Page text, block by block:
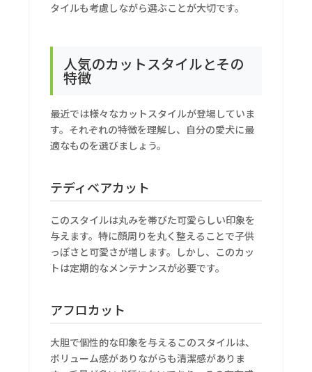
タイルも考慮しながら選ぶことが大切です。
人気のカットスタイルとその
特徴
最近では様々なカットスタイルが登場していま
す。それぞれの特徴を理解し、自分の愛犬に最
適なものを選びましょう。
テディベアカット
このスタイルは丸みを帯びた可愛らしい印象を
与えます。特に顔周りを丸く整えることで子供
っぽさと可愛さが増します。しかし、このカッ
トは定期的なメンテナンスが必要です。
アフロカット
大胆で個性的な印象を与えるこのスタイルは、
ボリューム感がありながらも清潔感がありま